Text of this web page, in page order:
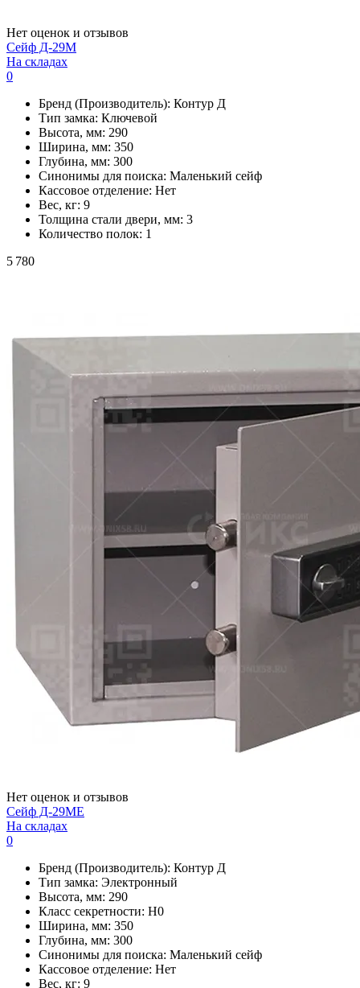
Нет оценок и отзывов
Сейф Д-29М
На складах
0
Бренд (Производитель): Контур Д
Тип замка: Ключевой
Высота, мм: 290
Ширина, мм: 350
Глубина, мм: 300
Синонимы для поиска: Маленький сейф
Кассовое отделение: Нет
Вес, кг: 9
Толщина стали двери, мм: 3
Количество полок: 1
5 780
Нет оценок и отзывов
Сейф Д-29МЕ
На складах
0
Бренд (Производитель): Контур Д
Тип замка: Электронный
Высота, мм: 290
Класс секретности: H0
Ширина, мм: 350
Глубина, мм: 300
Синонимы для поиска: Маленький сейф
Кассовое отделение: Нет
Вес, кг: 9